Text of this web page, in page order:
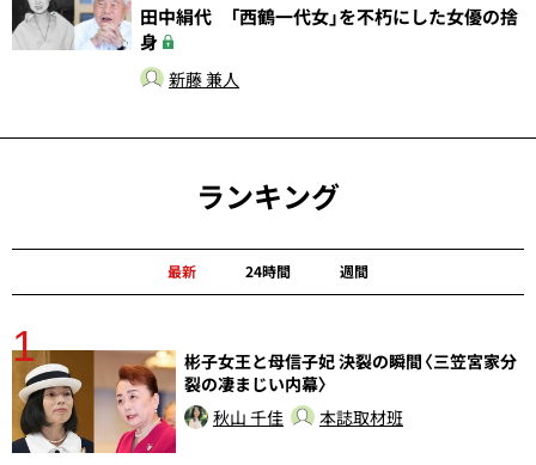
田中絹代 「西鶴一代女」を不朽にした女優の捨
身
新藤 兼人
ランキング
最新 24時間 週間
1
彬子女王と母信子妃 決裂の瞬間〈三笠宮家分
裂の凄まじい内幕〉
秋山 千佳
本誌取材班